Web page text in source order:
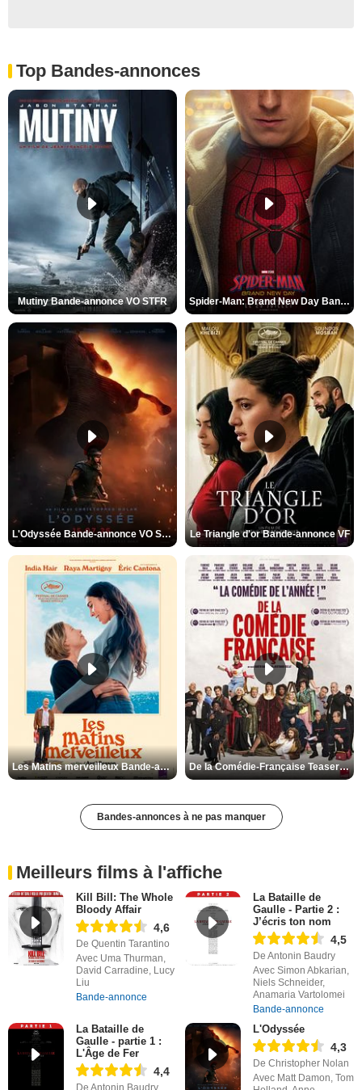
Top Bandes-annonces
Mutiny Bande-annonce VO STFR Spider-Man: Brand New Day Bande-annonce VO STFR
L'Odyssée Bande-annonce VO STFR Le Triangle d'or Bande-annonce VF
Les Matins merveilleux Bande-annonce VF De la Comédie-Française Teaser VF
Bandes-annonces à ne pas manquer
Meilleurs films à l'affiche
Kill Bill: The Whole
Bloody Affair
4,6
De Quentin Tarantino
Avec Uma Thurman,
David Carradine, Lucy
Liu
Bande-annonce
La Bataille de
Gaulle - Partie 2 :
J’écris ton nom
4,5
De Antonin Baudry
Avec Simon Abkarian,
Niels Schneider,
Anamaria Vartolomei
Bande-annonce
La Bataille de
Gaulle - partie 1 :
L'Âge de Fer
4,4
De Antonin Baudry
L'Odyssée
4,3
De Christopher Nolan
Avec Matt Damon, Tom